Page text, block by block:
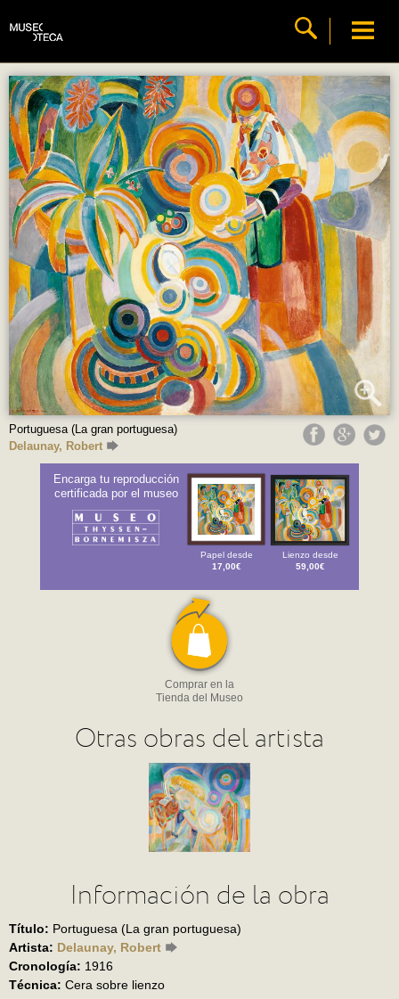
Portuguesa (La gran portuguesa)
Delaunay, Robert
Encarga tu reproducción
certificada por el museo
Papel desde
17,00€
Lienzo desde
59,00€
Comprar en la
Tienda del Museo
Otras obras del artista
Información de la obra
Título: Portuguesa (La gran portuguesa)
Artista: Delaunay, Robert
Cronología: 1916
Técnica: Cera sobre lienzo